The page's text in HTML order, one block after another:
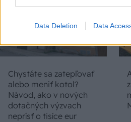
Data Deletion Data
Chystáte sa zatepľovať
alebo meniť kotol?
Návod, ako v nových
dotačných výzvach
neprísť o tisíce eur